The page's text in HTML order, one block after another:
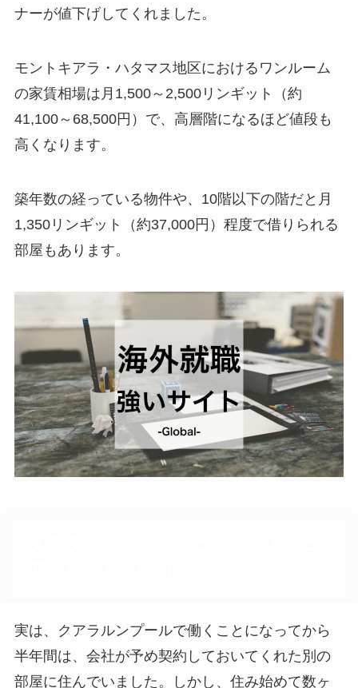
ナーが値下げしてくれました。
モントキアラ・ハタマス地区におけるワンルーム
の家賃相場は月1,500～2,500リンギット（約
41,100～68,500円）で、高層階になるほど値段も
高くなります。
築年数の経っている物件や、10階以下の階だと月
1,350リンギット（約37,000円）程度で借りられる
部屋もあります。
実は、クアラルンプールで働くことになってから
半年間は、会社が予め契約しておいてくれた別の
部屋に住んでいました。しかし、住み始めて数ヶ